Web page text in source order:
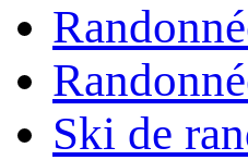
Ski de